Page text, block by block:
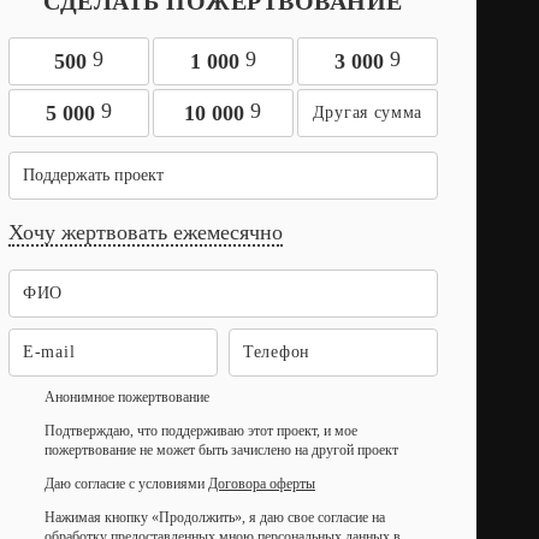
500 9 1 000 9 3 000 9
5 000 9 10 0009
Поддержать проект
Хочу жертвовать ежемесячно
Анонимное пожертвование
Подтверждаю, что поддерживаю этот проект, и мое
пожертвование не может быть зачислено на другой проект
Даю согласие с условиями Договора оферты
Нажимая кнопку «Продолжить», я даю свое согласие на